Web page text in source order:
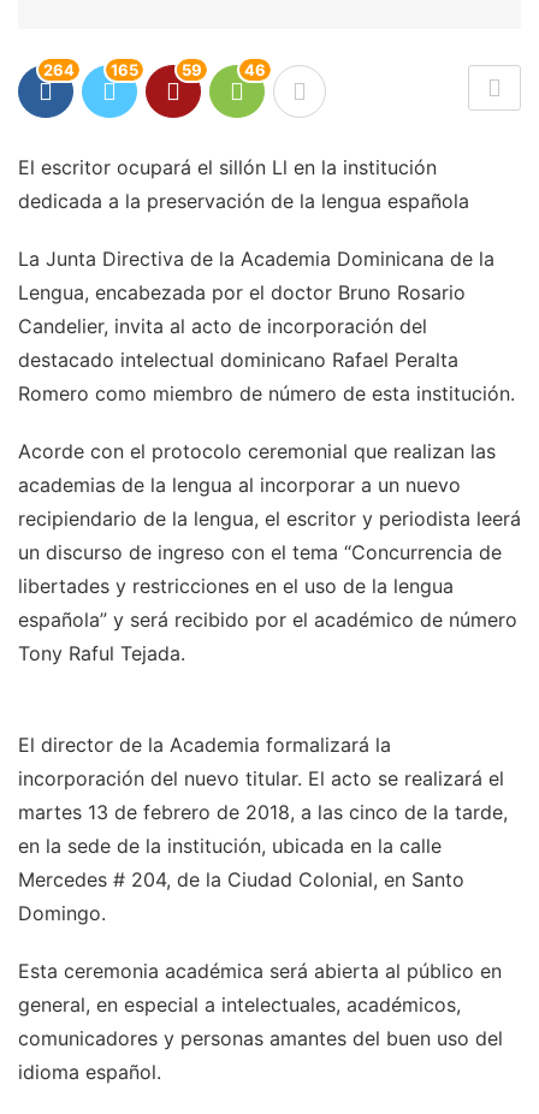
264 165 59 46
El escritor ocupará el sillón Ll en la institución
dedicada a la preservación de la lengua española
La Junta Directiva de la Academia Dominicana de la
Lengua, encabezada por el doctor Bruno Rosario
Candelier, invita al acto de incorporación del
destacado intelectual dominicano Rafael Peralta
Romero como miembro de número de esta institución.
Acorde con el protocolo ceremonial que realizan las
academias de la lengua al incorporar a un nuevo
recipiendario de la lengua, el escritor y periodista leerá
un discurso de ingreso con el tema “Concurrencia de
libertades y restricciones en el uso de la lengua
española” y será recibido por el académico de número
Tony Raful Tejada.
El director de la Academia formalizará la
incorporación del nuevo titular. El acto se realizará el
martes 13 de febrero de 2018, a las cinco de la tarde,
en la sede de la institución, ubicada en la calle
Mercedes # 204, de la Ciudad Colonial, en Santo
Domingo.
Esta ceremonia académica será abierta al público en
general, en especial a intelectuales, académicos,
comunicadores y personas amantes del buen uso del
idioma español.